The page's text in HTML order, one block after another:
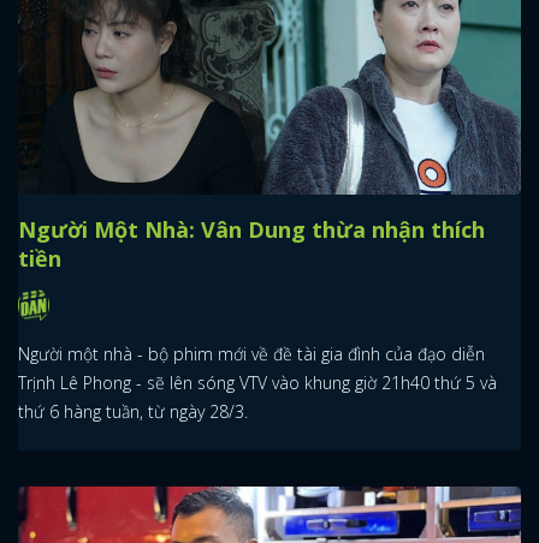
Người Một Nhà: Vân Dung thừa nhận thích
tiền
Người một nhà - bộ phim mới về đề tài gia đình của đạo diễn
Trịnh Lê Phong - sẽ lên sóng VTV vào khung giờ 21h40 thứ 5 và
thứ 6 hàng tuần, từ ngày 28/3.